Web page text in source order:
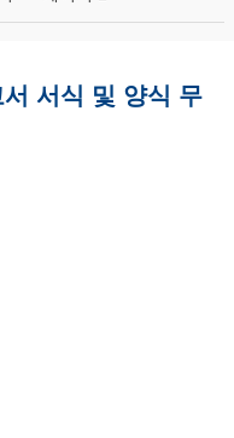
서 서식 및 양식 무